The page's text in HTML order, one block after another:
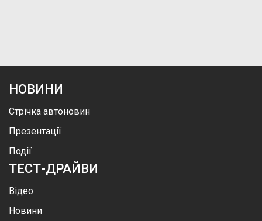
НОВИНИ
Стрічка автоновин
Презентації
Події
ТЕСТ-ДРАЙВИ
Відео
Новини